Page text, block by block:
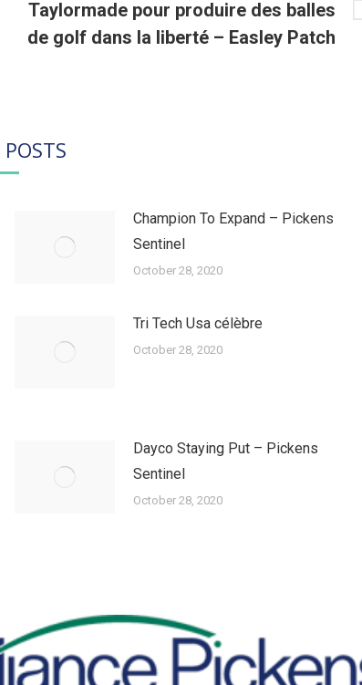
Article
suivant
Taylormade pour produire des balles
de golf dans la liberté – Easley Patch
Champion To Expand – Pickens
Sentinel
October 28, 2020
Tri Tech Usa célèbre
October 28, 2020
Dayco Staying Put – Pickens
Sentinel
October 28, 2020